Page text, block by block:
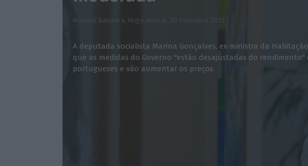
Mariana Bandeira, Hugo Amaral, 30 Setembro 2025
A deputada socialista Marina Gonçalves, ex-ministra da
que as medidas do Governo "estão desajustadas do rendimento"
portugueses e vão aumentar os preços.